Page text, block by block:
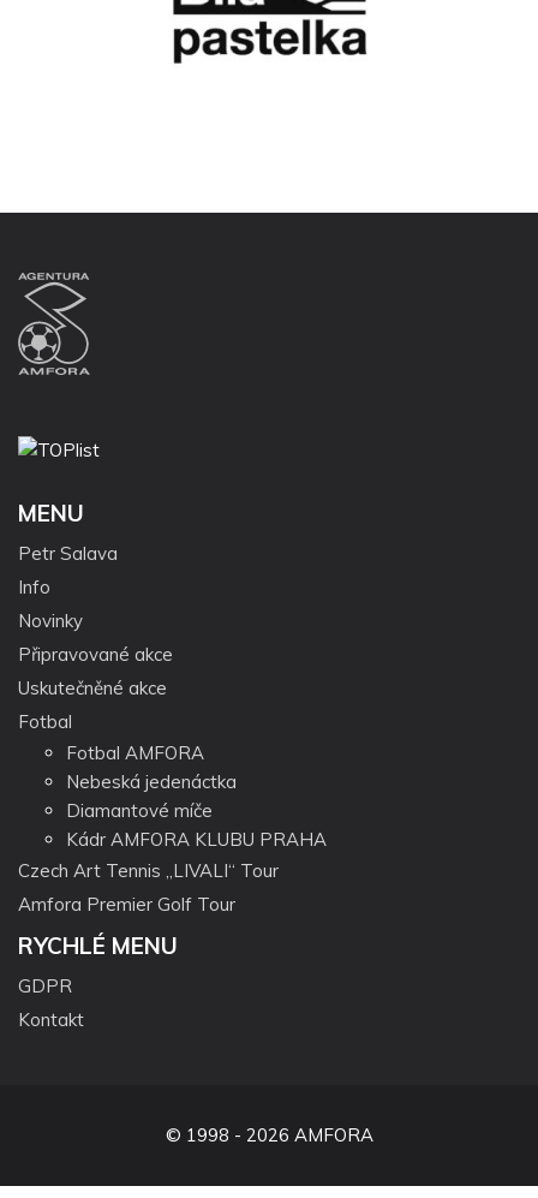
MENU
Petr Salava
Info
Novinky
Připravované akce
Uskutečněné akce
Fotbal
Fotbal AMFORA
Nebeská jedenáctka
Diamantové míče
Kádr AMFORA KLUBU PRAHA
Czech Art Tennis „LIVALI“ Tour
Amfora Premier Golf Tour
RYCHLÉ MENU
GDPR
Kontakt
© 1998 - 2026 AMFORA